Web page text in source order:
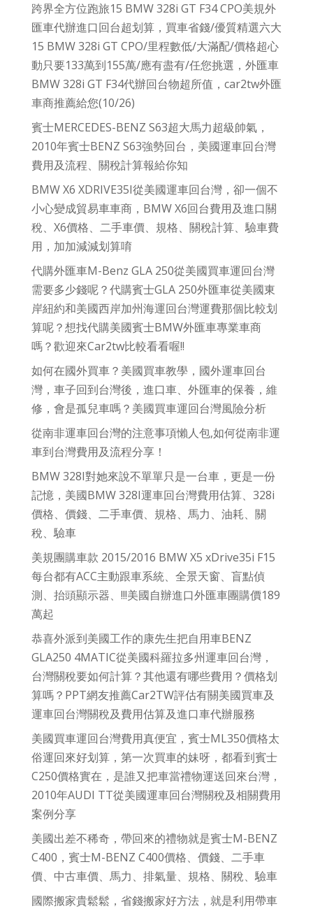
跨界全方位跑旅15 BMW 328i GT F34 CPO美規外
匯車代辦進口回台超划算，買車省錢/優質精選六大
15 BMW 328i GT CPO/里程數低/大滿配/價格超心
動只要133萬到155萬/應有盡有/任您挑選，外匯車
BMW 328i GT F34代辦回台物超所值，car2tw外匯
車商推薦給您(10/26)
賓士MERCEDES-BENZ S63超大馬力超級帥氣，
2010年賓士BENZ S63強勢回台，美國運車回台灣
費用及流程、關稅計算報給你知
BMW X6 XDRIVE35I從美國運車回台灣，卻一個不
小心變成貿易車車商，BMW X6回台費用及進口關
稅、X6價格、二手車價、規格、關稅計算、驗車費
用，加加減減划算唷
代購外匯車M-Benz GLA 250從美國買車運回台灣
需要多少錢呢？代購賓士GLA 250外匯車從美國東
岸紐約和美國西岸加州海運回台灣運費那個比較划
算呢？想找代購美國賓士BMW外匯車專業車商
嗎？歡迎來Car2tw比較看看喔!!
如何在國外買車？美國買車教學，國外運車回台
灣，車子回到台灣後，進口車、外匯車的保養，維
修，會是孤兒車嗎？美國買車運回台灣風險分析
從南非運車回台灣的注意事項懶人包,如何從南非運
車到台灣費用及流程分享！
BMW 328I對她來說不單單只是一台車，更是一份
記憶，美國BMW 328I運車回台灣費用估算、328i
價格、價錢、二手車價、規格、馬力、油耗、關
稅、驗車
美規團購車款 2015/2016 BMW X5 xDrive35i F15
每台都有ACC主動跟車系統、全景天窗、盲點偵
測、抬頭顯示器、!!!美國自辦進口外匯車團購價189
萬起
恭喜外派到美國工作的康先生把自用車BENZ
GLA250 4MATIC從美國科羅拉多州運車回台灣，
台灣關稅要如何計算？其他還有哪些費用？價格划
算嗎？PPT網友推薦Car2TW評估有關美國買車及
運車回台灣關稅及費用估算及進口車代辦服務
美國買車運回台灣費用真便宜，賓士ML350價格太
俗運回來好划算，第一次買車的妹呀，都看到賓士
C250價格實在，是誰又把車當禮物運送回來台灣，
2010年AUDI TT從美國運車回台灣關稅及相關費用
案例分享
美國出差不稀奇，帶回來的禮物就是賓士M-BENZ
C400，賓士M-BENZ C400價格、價錢、二手車
價、中古車價、馬力、排氣量、規格、關稅、驗車
國際搬家貴鬆鬆，省錢搬家好方法，就是利用帶車